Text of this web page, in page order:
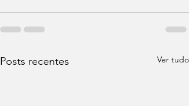
Posts recentes Ver tudo